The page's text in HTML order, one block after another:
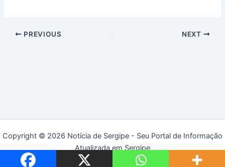
PREVIOUS NEXT
Copyright © 2026 Notícia de Sergipe - Seu Portal de Informação
Atualizada em Sergipe